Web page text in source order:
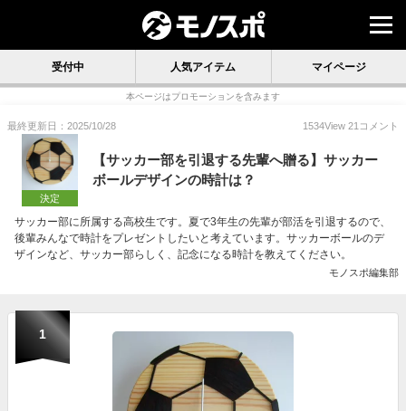
受付中 人気アイテム マイページ
本ページはプロモーションを含みます
最終更新日：2025/10/28 1534View 21 コメント
決定
【サッカー部を引退する先輩へ贈る】サッカー
ボールデザインの時計は？
サッカー部に所属する高校生です。夏で3年生の先輩が部活を引退するので、
後輩みんなで時計をプレゼントしたいと考えています。サッカーボールのデ
ザインなど、サッカー部らしく、記念になる時計を教えてください。
モノスポ編集部
1